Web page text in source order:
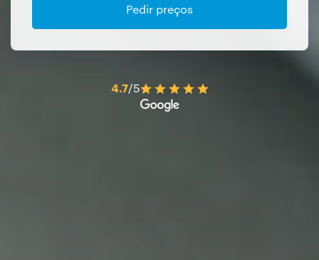
Pedir preços
4.7/5